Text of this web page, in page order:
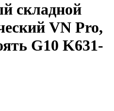
складной
VN Pro,
G10 K631-